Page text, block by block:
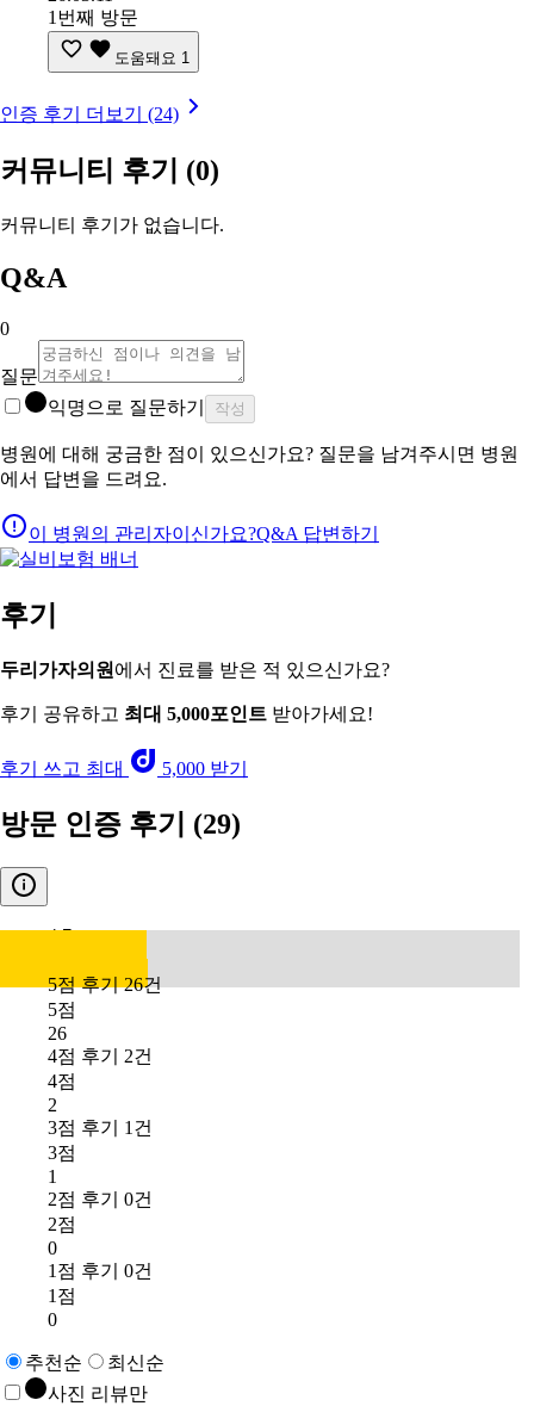
1번째 방문
도움돼요 1
인증 후기 더보기 (24)
커뮤니티 후기 (0)
커뮤니티 후기가 없습니다.
Q&A
0
질문
익명으로 질문하기
작성
병원에 대해 궁금한 점이 있으신가요? 질문을 남겨주시면 병원
에서 답변을 드려요.
이 병원의 관리자이신가요?Q&A 답변하기
후기
두리가자의원 에서 진료를 받은 적 있으신가요?
후기 공유하고 최대 5,000포인트 받아가세요!
후기 쓰고 최대 5,000 받기
방문 인증 후기 (29)
4.7
5점 후기 26건
5점
26
4점 후기 2건
4점
2
3점 후기 1건
3점
1
2점 후기 0건
2점
0
1점 후기 0건
1점
0
추천순
최신순
사진 리뷰만